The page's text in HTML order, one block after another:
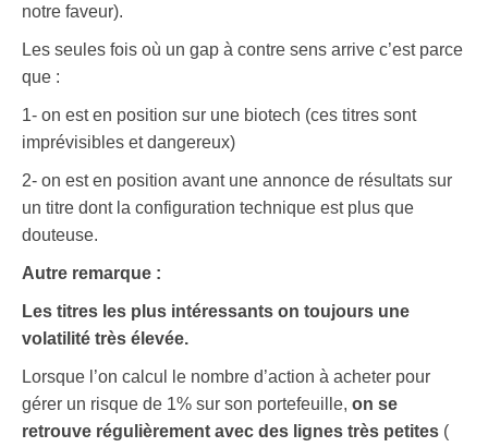
notre faveur).
Les seules fois où un gap à contre sens arrive c’est parce
que :
1- on est en position sur une biotech (ces titres sont
imprévisibles et dangereux)
2- on est en position avant une annonce de résultats sur
un titre dont la configuration technique est plus que
douteuse.
Autre remarque :
Les titres les plus intéressants on toujours une
volatilité très élevée.
Lorsque l’on calcul le nombre d’action à acheter pour
gérer un risque de 1% sur son portefeuille, on se
retrouve régulièrement avec des lignes très petites (